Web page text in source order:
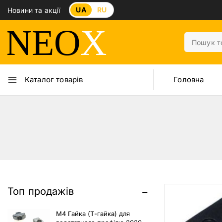
Новини та акції UA RU
Каталог товарів Головна
Топ продажів
M4 Гайка (Т-гайка) для